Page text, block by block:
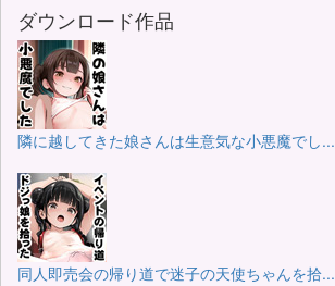
ダウンロード作品
隣に越してきた娘さんは生意気な小悪魔でし...
同人即売会の帰り道で迷子の天使ちゃんを拾...